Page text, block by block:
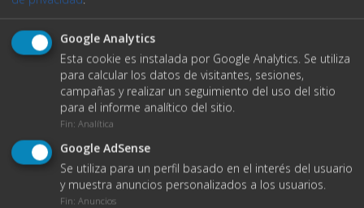
Registrarse
Servicios
Contacto
404
Ups! no ha sido posible encontrar la página.
Volver al inicio
C/ Severino Riveiro Tome, 3 Bajo
15702 Santiago de Compostela
+34 981 894 596
info@bgmnavesindustriales.com
Google Analytics
Esta cookie es instalada por Google Analytics. Se utiliza
para calcular los datos de visitantes, sesiones,
campañas y realizar un seguimiento del uso del sitio
para el informe analítico del sitio.
Fin: Analítica
Google AdSense
Se utiliza para un perfil basado en el interés del usuario
y muestra anuncios personalizados a los usuarios.
Fin: Anuncios